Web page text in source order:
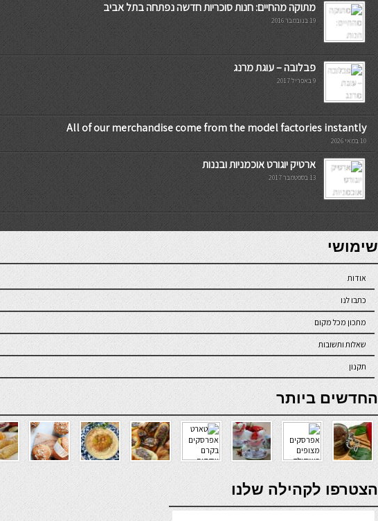
מתוקה מהחיים: חנות סוכריות חדשה נפתחה בתל אביב
19 בנובמבר 2016
פבלובה – עוגת מרנג
9 באפריל 2017
All of our merchandise come from the model factories instantly
10 במאי 2026
ארטיק יוגורט אוכמניות ובננות
13 בספטמבר 2017
7slots
seriöse online casinos österreich
שימושי
אודות
כתבו לנו
מתכון מכל מקום
שאלות ותשובות
תקנון
online casino
החדשים ביותר
verde casino
הצטרפו לקהילה שלנו